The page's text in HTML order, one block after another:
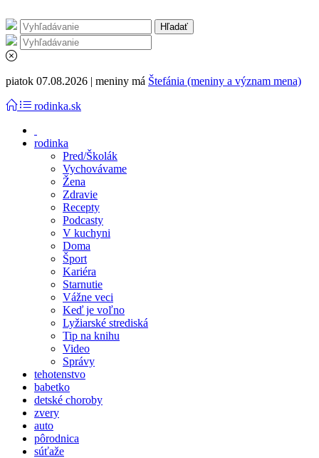
piatok 07.08.2026 | meniny má Štefánia (meniny a význam mena)
rodinka.sk
rodinka
Pred/Školák
Vychovávame
Žena
Zdravie
Recepty
Podcasty
V kuchyni
Doma
Šport
Kariéra
Starnutie
Vážne veci
Keď je voľno
Lyžiarské strediská
Tip na knihu
Video
Správy
tehotenstvo
babetko
detské choroby
zvery
auto
pôrodnica
súťaže